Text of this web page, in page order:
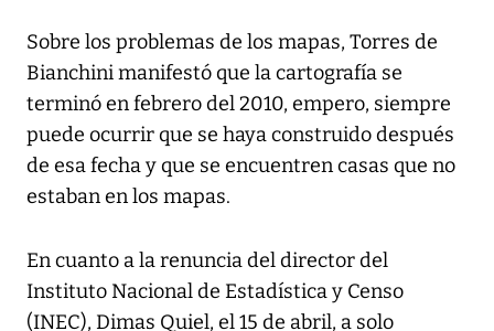
Sobre los problemas de los mapas, Torres de
Bianchini manifestó que la cartografía se
terminó en febrero del 2010, empero, siempre
puede ocurrir que se haya construido después
de esa fecha y que se encuentren casas que no
estaban en los mapas.
En cuanto a la renuncia del director del
Instituto Nacional de Estadística y Censo
(INEC), Dimas Quiel, el 15 de abril, a solo